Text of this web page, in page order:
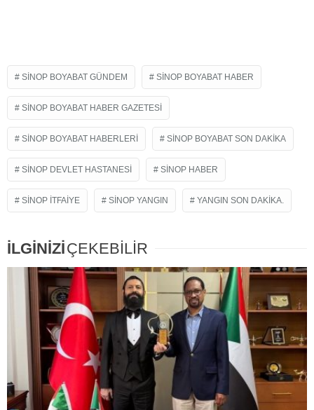
SINOP BOYABAT GÜNDEM SINOP BOYABAT HABER
SINOP BOYABAT HABER GAZETESI
SINOP BOYABAT HABERLERI SİNOP BOYABAT SON DAKIKA
SINOP DEVLET HASTANESI SINOP HABER
SINOP ITFAIYE SINOP YANGIN YANGIN SON DAKIKA.
İLGİNİZİÇEKEBİLİR